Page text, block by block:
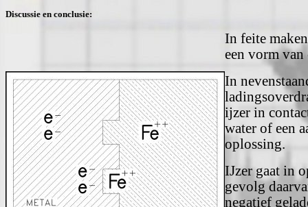
Discussie en conclusie:
In feite
een vorm van
In
ijzer in
water of een
oplossing.
IJzer gaat in
gevolg
negatief